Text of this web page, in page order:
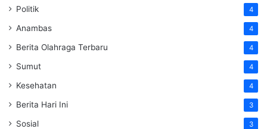
Politik 4
Anambas 4
Berita Olahraga Terbaru 4
Sumut 4
Kesehatan 4
Berita Hari Ini 3
Sosial 3